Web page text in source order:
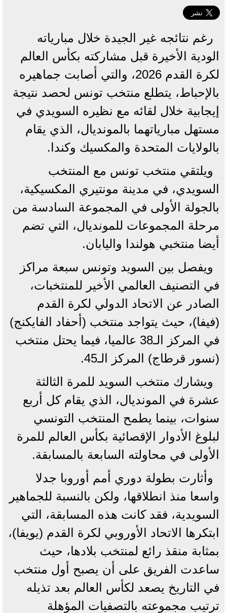
رغم نتائجه غير الجيدة خلال مبارياته
الودية الأخيرة قبل مشاركته بكأس العالم
لكرة القدم 2026، والتي أصابت جماهيره
بالإحباط، يتطلع منتخب تونس لحصد نتيجة
إيجابية خلال لقائه مع نظيره السويدي في
مستهل مبارياتهما بالمونديال، الذي يقام
بالولايات المتحدة والمكسيك وكندا.
ويلتقي منتخب تونس مع المنتخب
السويدي، في مدينة مونتيري المكسيكية،
بالجولة الأولى في المجموعة السادسة من
مرحلة المجموعات للمونديال، التي تضم
أيضا منتخبي هولندا واليابان.
ويفصل بين السويد وتونس سبعة مراكز
في التصنيف العالمي الأخير للمنتخبات،
الصادر عن الاتحاد الدولي لكرة القدم
(فيفا)، حيث يتواجد منتخب (أحفاد الفايكنج)
في المركز الـ38 عالميا، فيما يحتل منتخب
(نسور قرطاج) المركز الـ45.
ويشارك منتخب السويد للمرة الثالثة
عشرة في المونديال، الذي يقام كل أربع
سنوات، بينما يطمح المنتخب التونسي
لبلوغ الأدوار الإقصائية بكأس العالم للمرة
الأولى في محاولته السابعة بالمسابقة.
وأثارت بطولة دوري أمم أوروبا جدلا
واسعا منذ انطلاقها، ولكن بالنسبة للجماهير
السويدية، فقد كانت هذه المسابقة، التي
ابتكرها الاتحاد الأوروبي لكرة القدم (يويفا)،
بمثابة منقذ رائع لمنتخب بلادها، حيث
ساعدت الفريق على أن يصبح أول منتخب
في التاريخ يصعد لكأس العالم بعد تذيله
ترتيب مجموعته بالتصفيات المؤهلة